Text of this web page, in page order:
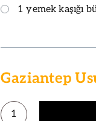
1 yemek kaşığı
Gaziantep
1